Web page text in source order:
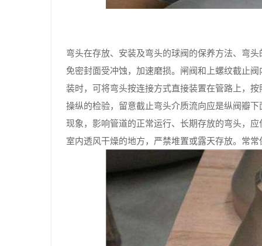
弯头在存放、安装及弯头的球阀的保养方法、弯
免密封面受冲蚀，加速磨损。闸阀和上螺纹截止
装时，可将弯头按连接方式直接装置在管路上，
操纵的检验，留意截止弯头介质流向应是纵阀瓣
现象，影响管道的正常运行、长期存放的弯头，
室内透风干燥的地方，严禁堆置或露天存放。常